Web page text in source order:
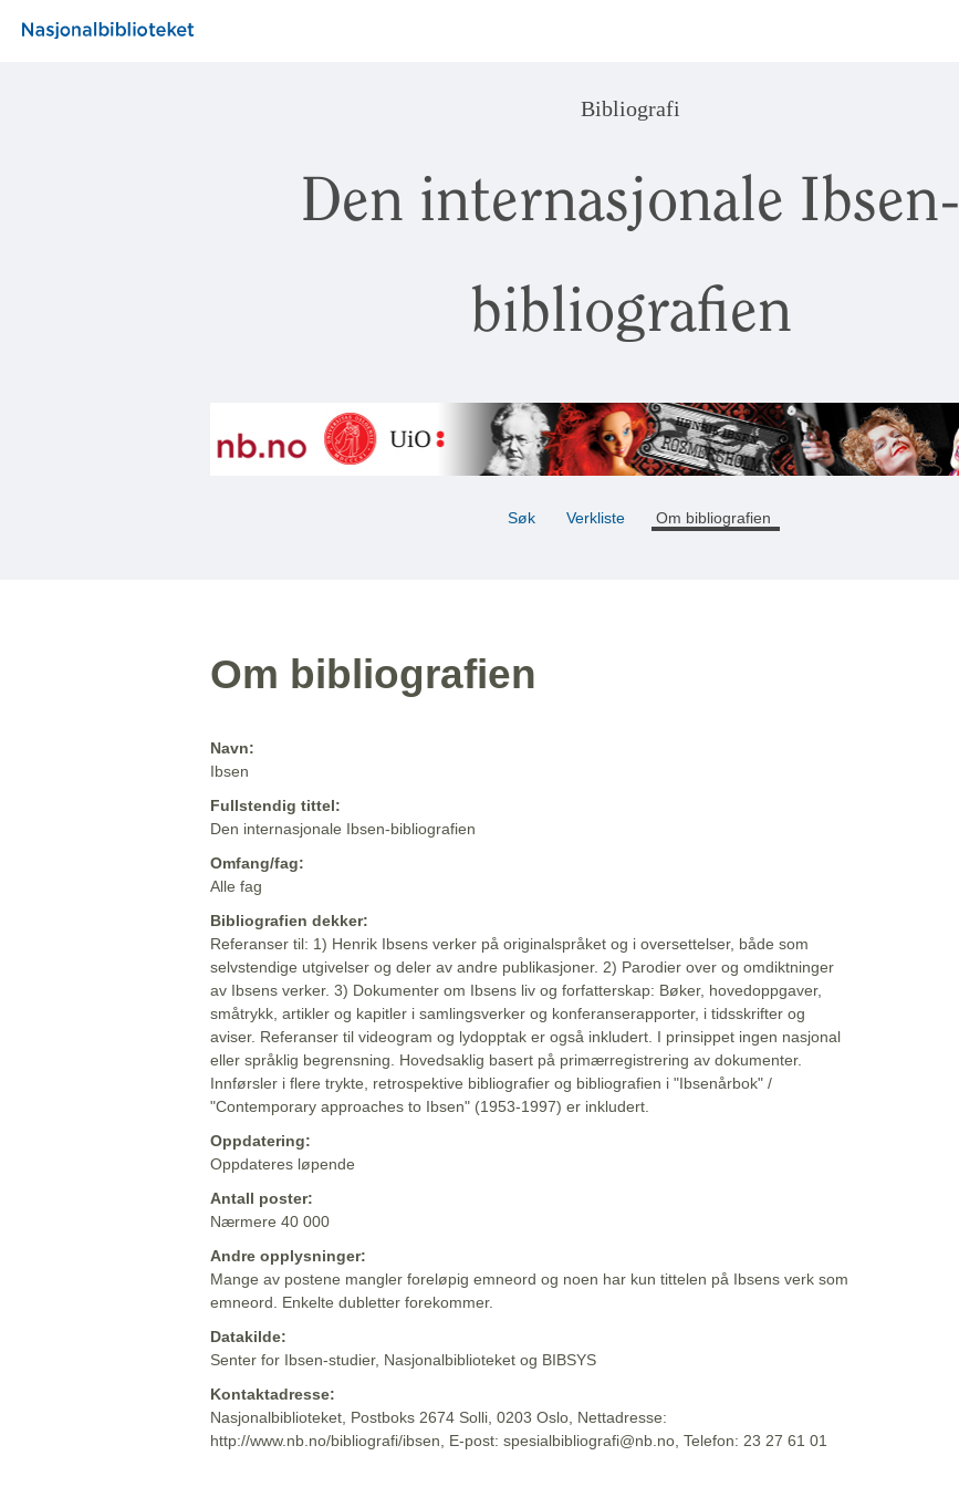
Bibliografi
Den internasjonale Ibsen-
bibliografien
Søk Verkliste Om bibliografien
Om bibliografien
Navn:
Ibsen
Fullstendig tittel:
Den internasjonale Ibsen-bibliografien
Omfang/fag:
Alle fag
Bibliografien dekker:
Referanser til: 1) Henrik Ibsens verker på originalspråket og i oversettelser, både som
selvstendige utgivelser og deler av andre publikasjoner. 2) Parodier over og omdiktninger
av Ibsens verker. 3) Dokumenter om Ibsens liv og forfatterskap: Bøker, hovedoppgaver,
småtrykk, artikler og kapitler i samlingsverker og konferanserapporter, i tidsskrifter og
aviser. Referanser til videogram og lydopptak er også inkludert. I prinsippet ingen nasjonal
eller språklig begrensning. Hovedsaklig basert på primærregistrering av dokumenter.
Innførsler i flere trykte, retrospektive bibliografier og bibliografien i "Ibsenårbok" /
"Contemporary approaches to Ibsen" (1953-1997) er inkludert.
Oppdatering:
Oppdateres løpende
Antall poster:
Nærmere 40 000
Andre opplysninger:
Mange av postene mangler foreløpig emneord og noen har kun tittelen på Ibsens verk som
emneord. Enkelte dubletter forekommer.
Datakilde:
Senter for Ibsen-studier, Nasjonalbiblioteket og BIBSYS
Kontaktadresse:
Nasjonalbiblioteket, Postboks 2674 Solli, 0203 Oslo, Nettadresse:
http://www.nb.no/bibliografi/ibsen, E-post: spesialbibliografi@nb.no, Telefon: 23 27 61 01